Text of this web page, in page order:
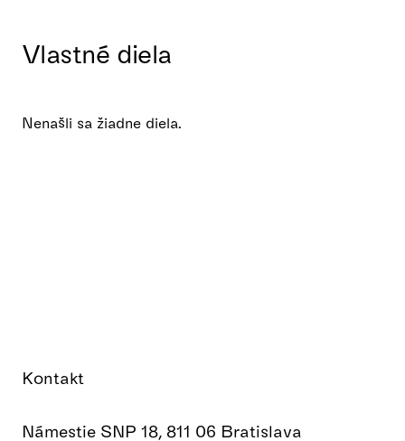
Vlastné diela
Nenašli sa žiadne diela.
Kontakt
Námestie SNP 18, 811 06 Bratislava